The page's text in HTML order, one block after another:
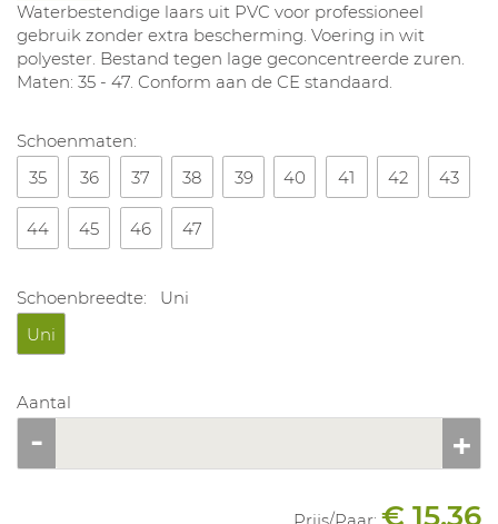
Waterbestendige laars uit PVC voor professioneel
gebruik zonder extra bescherming. Voering in wit
polyester. Bestand tegen lage geconcentreerde zuren.
Maten: 35 - 47. Conform aan de CE standaard.
Schoenmaten:
35
36 37 38 39 40 41 42 43
44 45 46 47
Schoenbreedte:
Uni
Uni
Aantal
€ 15.36